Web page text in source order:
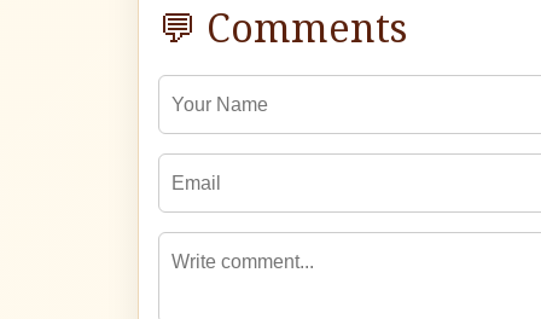
💬 Comments